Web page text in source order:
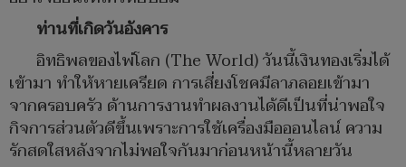
ท่านที่เกิดวันอังคาร
อิทธิพลของไพ่โลก (The World) วันนี้เงินทองเริ่มได้
เข้ามา ทำให้หายเครียด การเสี่ยงโชคมีลาภลอยเข้ามา
จากครอบครัว ด้านการงานทำผลงานได้ดีเป็นที่น่าพอใจ
กิจการส่วนตัวดีขึ้นเพราะการใช้เครื่องมือออนไลน์ ความ
รักสดใสหลังจากไม่พอใจกันมาก่อนหน้านี้หลายวัน